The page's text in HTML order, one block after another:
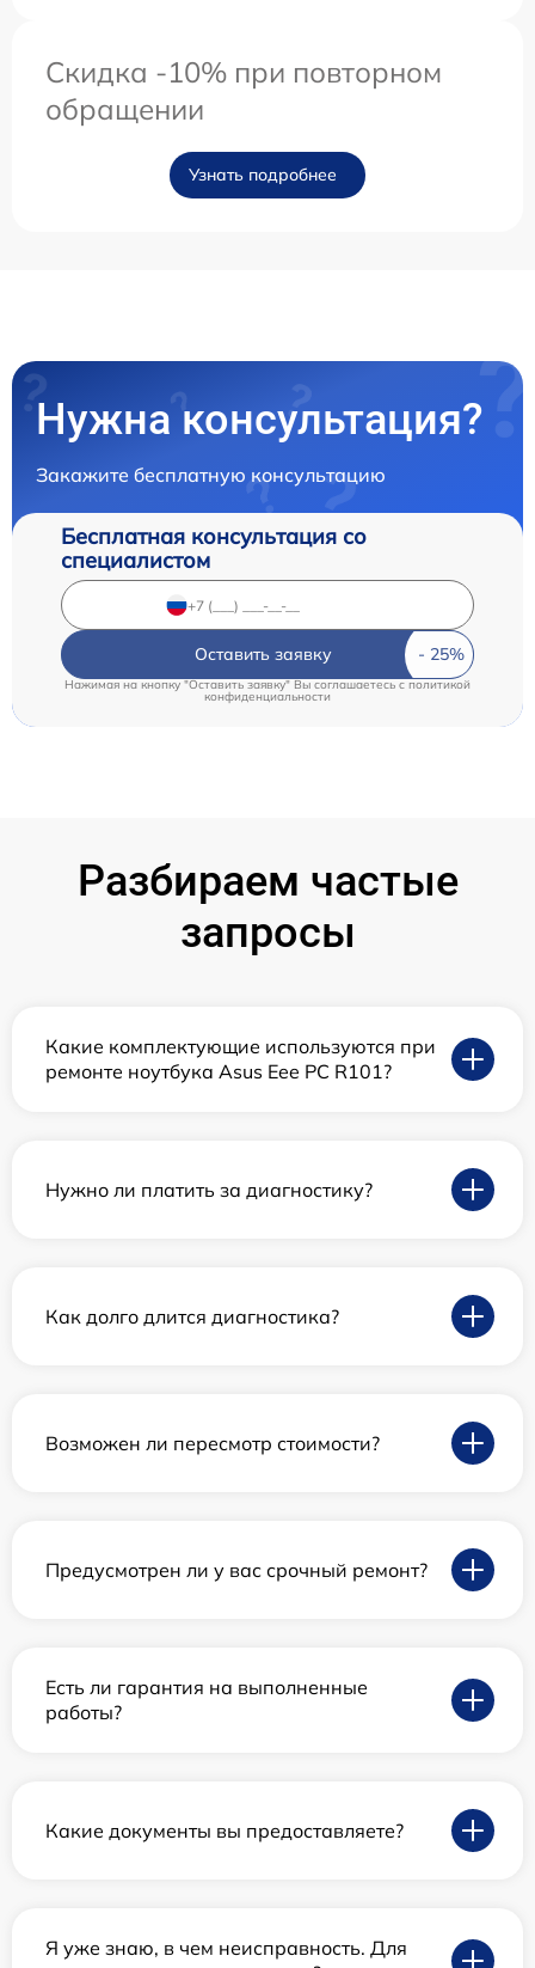
Скидка -10% при повторном
обращении
Узнать подробнее
Нужна консультация?
Закажите бесплатную консультацию
Бесплатная консультация со
специалистом
Оставить заявку
Нажимая на кнопку "Оставить заявку" Вы соглашаетесь c политикой
конфиденциальности
Разбираем частые
запросы
Какие комплектующие используются при
ремонте ноутбука Asus Eee PC R101?
Нужно ли платить за диагностику?
Как долго длится диагностика?
Возможен ли пересмотр стоимости?
Предусмотрен ли у вас срочный ремонт?
Есть ли гарантия на выполненные
работы?
Какие документы вы предоставляете?
Я уже знаю, в чем неисправность. Для